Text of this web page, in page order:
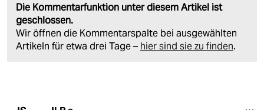
Die Kommentarfunktion unter diesem Artikel ist
geschlossen.
Wir öffnen die Kommentarspalte bei ausgewählten
Artikeln für etwa drei Tage – hier sind sie zu finden.